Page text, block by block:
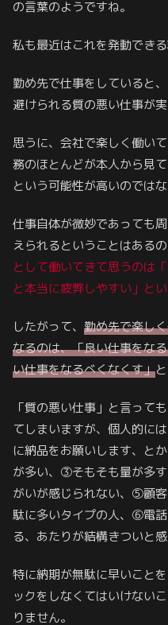
の言葉のようですね。
私も最近はこれを発動でき
勤め先で仕事をしていると
避けられる質の悪い仕事が実
思うに、会社で楽しく働い
務のほとんどが本人から見
という可能性が高いのでは
仕事自体が微妙であっても
えられるということはある
として働いてきて思うのは
と本当に疲弊しやすい」とい
したがって、 勤め先で楽し
なるのは、「良い仕事をな
い仕事をなるべくなくす」
「質の悪い仕事」と言って
てしまいますが、個人的に
に納品をお願いします、と
が多い、③そもそも量が多
がいが感じられない、⑤顧
駄に多いタイプの人、⑥電
る、あたりが結構きついと
特に納期が無駄に早いこと
ックをしなくてはいけない
りません。